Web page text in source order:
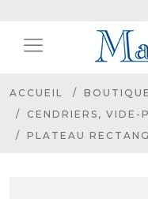
ACCUEIL
BOUTIQUE
CENDRIERS, VIDE-
PLATEAU